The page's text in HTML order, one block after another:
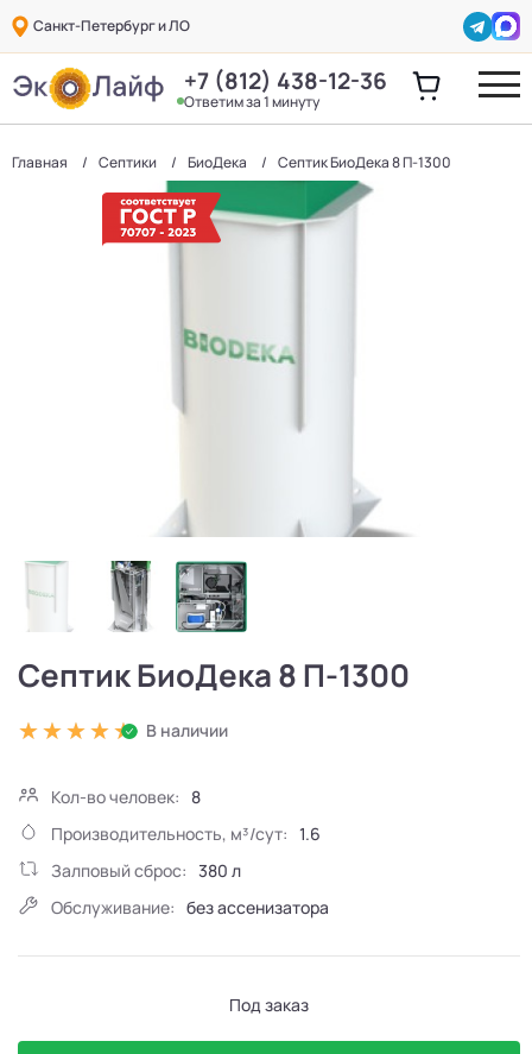
Санкт-Петербург и ЛО
+7 (812) 438-12-36
Ответим за 1 минуту
Главная Септики БиоДека Септик БиоДека 8 П-1300
Септик БиоДека 8 П-1300
В наличии
Кол-во человек:
8
Производительность, м³/сут: 1.6
Залповый сброс: 380 л
Обслуживание: без ассенизатора
Под заказ